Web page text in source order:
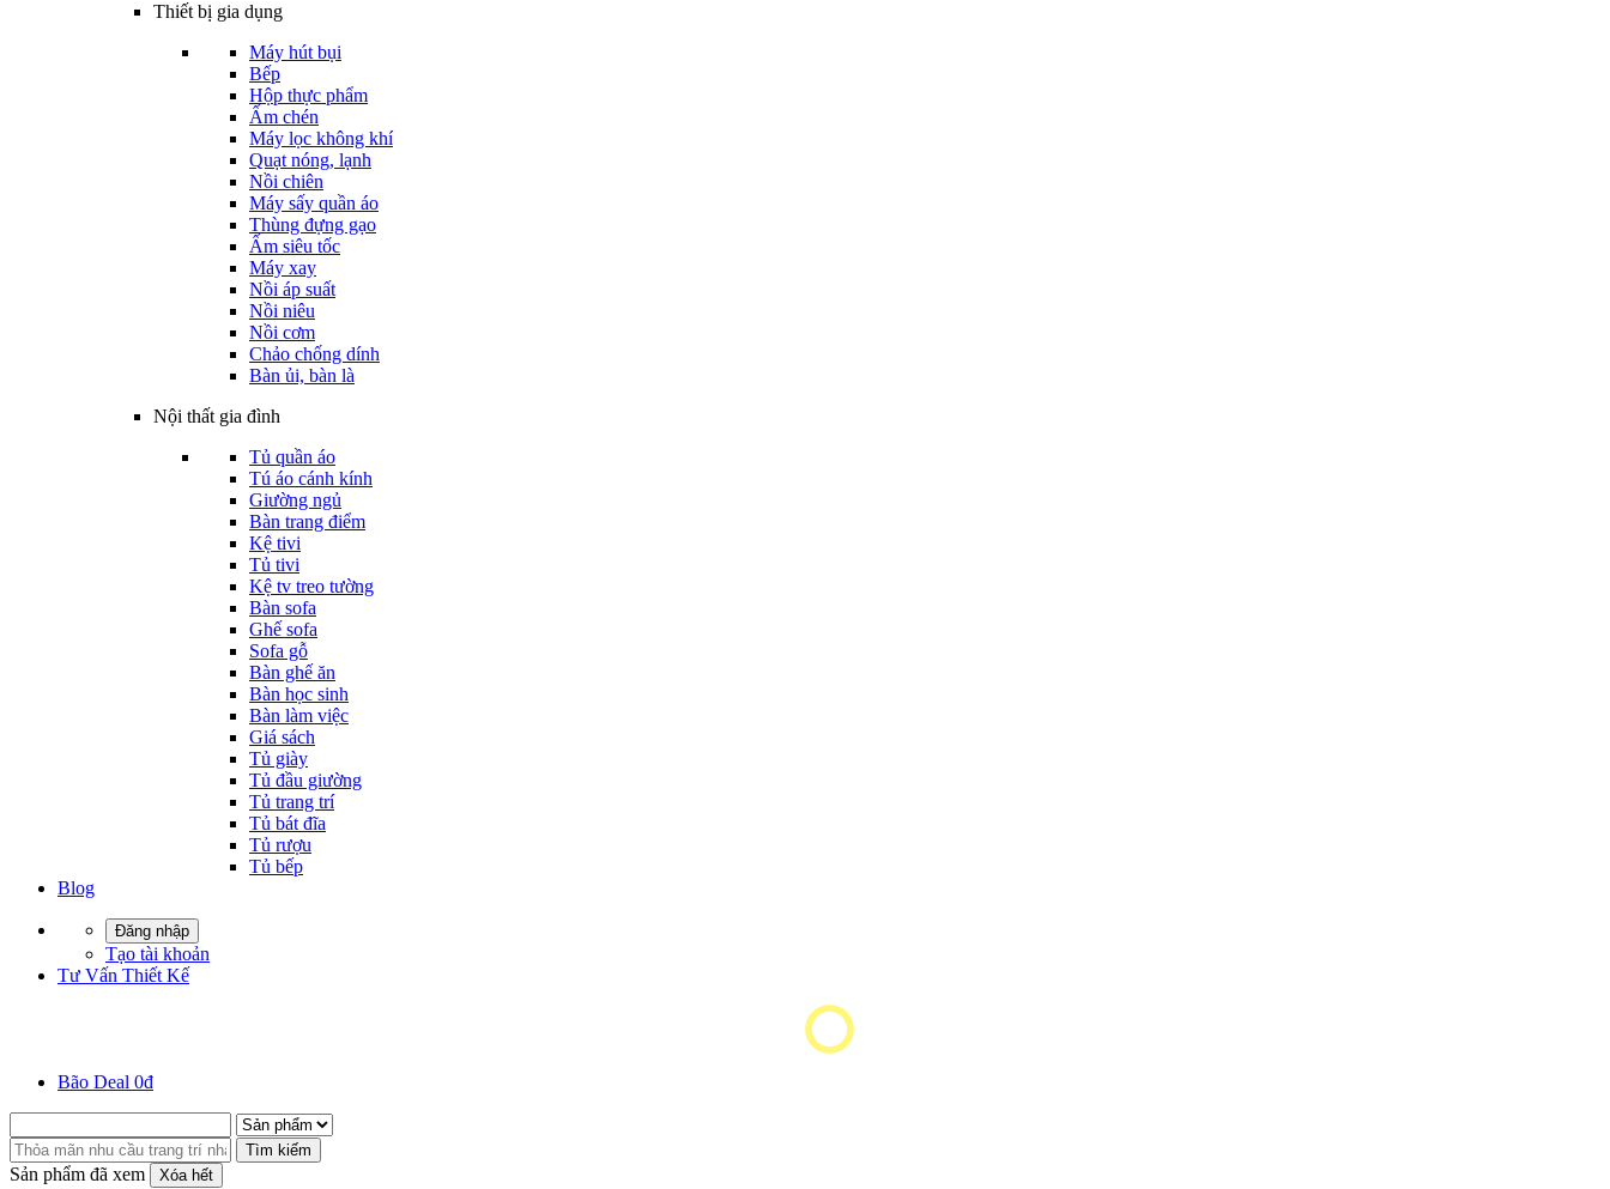
Thiết bị gia dụng
Máy hút bụi
Bếp
Hộp thực phẩm
Ấm chén
Máy lọc không khí
Quạt nóng, lạnh
Nồi chiên
Máy sấy quần áo
Thùng đựng gạo
Ấm siêu tốc
Máy xay
Nồi áp suất
Nồi niêu
Nồi cơm
Chảo chống dính
Bàn ủi, bàn là
Nội thất gia đình
Tủ quần áo
Tú áo cánh kính
Giường ngủ
Bàn trang điểm
Kệ tivi
Tủ tivi
Kệ tv treo tường
Bàn sofa
Ghế sofa
Sofa gỗ
Bàn ghế ăn
Bàn học sinh
Bàn làm việc
Giá sách
Tủ giày
Tủ đầu giường
Tủ trang trí
Tủ bát đĩa
Tủ rượu
Tủ bếp
Blog
Đăng nhập
Tạo tài khoản
Tư Vấn Thiết Kế
Bão Deal 0đ
Tìm kiếm
Sản phẩm đã xem Xóa hết